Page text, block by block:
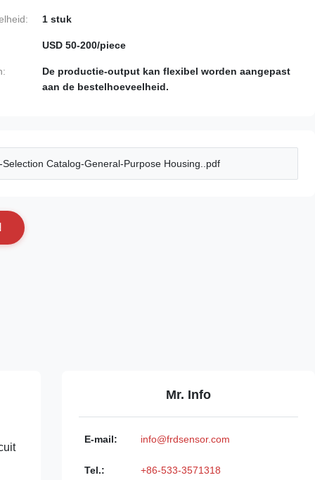
1 stuk
USD 50-200/piece
De productie-output kan flexibel worden aangepast
aan de bestelhoeveelheid.
Selection Catalog-General-Purpose Housing..pdf
Mr. Info
E-mail: info@frdsensor.com
Tel.: +86-533-3571318